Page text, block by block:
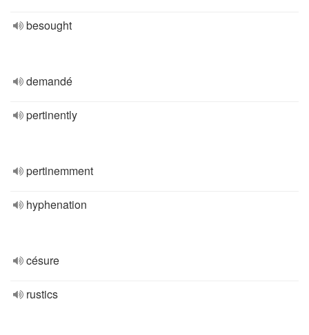
besought
demandé
pertinently
pertinemment
hyphenation
césure
rustics